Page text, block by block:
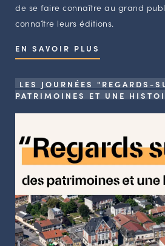
de se faire connaître au grand
connaître leurs éditions.
EN SAVOIR PLUS
LES JOURNÉES "REGARDS-
PATRIMOINES ET UNE